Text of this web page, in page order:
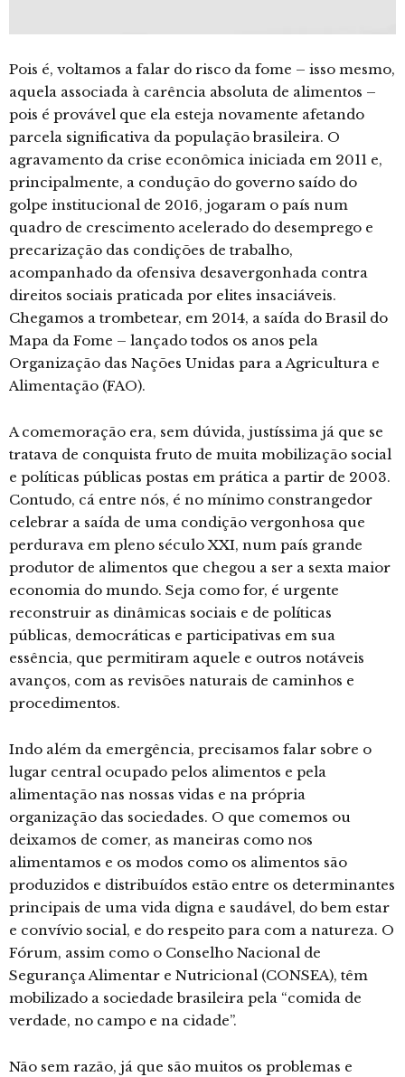
Pois é, voltamos a falar do risco da fome – isso mesmo,
aquela associada à carência absoluta de alimentos –
pois é provável que ela esteja novamente afetando
parcela significativa da população brasileira. O
agravamento da crise econômica iniciada em 2011 e,
principalmente, a condução do governo saído do
golpe institucional de 2016, jogaram o país num
quadro de crescimento acelerado do desemprego e
precarização das condições de trabalho,
acompanhado da ofensiva desavergonhada contra
direitos sociais praticada por elites insaciáveis.
Chegamos a trombetear, em 2014, a saída do Brasil do
Mapa da Fome – lançado todos os anos pela
Organização das Nações Unidas para a Agricultura e
Alimentação (FAO).
A comemoração era, sem dúvida, justíssima já que se
tratava de conquista fruto de muita mobilização social
e políticas públicas postas em prática a partir de 2003.
Contudo, cá entre nós, é no mínimo constrangedor
celebrar a saída de uma condição vergonhosa que
perdurava em pleno século XXI, num país grande
produtor de alimentos que chegou a ser a sexta maior
economia do mundo. Seja como for, é urgente
reconstruir as dinâmicas sociais e de políticas
públicas, democráticas e participativas em sua
essência, que permitiram aquele e outros notáveis
avanços, com as revisões naturais de caminhos e
procedimentos.
Indo além da emergência, precisamos falar sobre o
lugar central ocupado pelos alimentos e pela
alimentação nas nossas vidas e na própria
organização das sociedades. O que comemos ou
deixamos de comer, as maneiras como nos
alimentamos e os modos como os alimentos são
produzidos e distribuídos estão entre os determinantes
principais de uma vida digna e saudável, do bem estar
e convívio social, e do respeito para com a natureza. O
Fórum, assim como o Conselho Nacional de
Segurança Alimentar e Nutricional (CONSEA), têm
mobilizado a sociedade brasileira pela “comida de
verdade, no campo e na cidade”.
Não sem razão, já que são muitos os problemas e